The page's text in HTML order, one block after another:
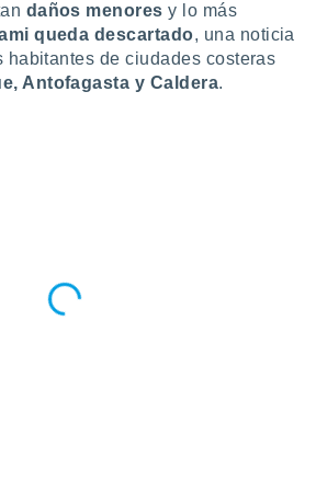
daños menores y lo más
queda descartado, una noticia
habitantes de ciudades costeras
Antofagasta y Caldera.